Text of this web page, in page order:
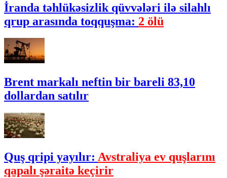
İranda təhlükəsizlik qüvvələri ilə silahlı
qrup arasında toqquşma: 2 ölü
Brent markalı neftin bir bareli 83,10
dollardan satılır
Quş qripi yayılır: Avstraliya ev quşlarını
qapalı şəraitə keçirir